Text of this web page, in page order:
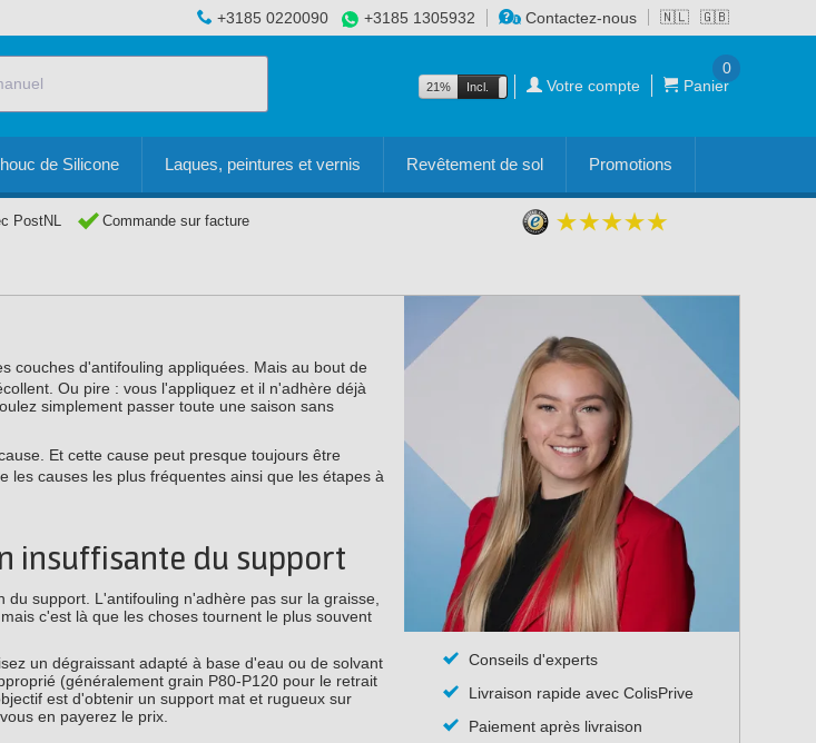
🇳🇱 🇬🇧
+3185 0220090 +3185 1305932 Contactez-nous
21% Incl. Excl. Votre compte Panier
0
de Silicone Laques, peintures et vernis Revêtement de sol Promotions
PostNL Commande sur facture
couches d'antifouling appliquées. Mais au bout de
Ou pire : vous l'appliquez et il n'adhère déjà
simplement passer toute une saison sans
Et cette cause peut presque toujours être
les causes les plus fréquentes ainsi que les étapes à
insuffisante du support
support. L'antifouling n'adhère pas sur la graisse,
c'est là que les choses tournent le plus souvent
un dégraissant adapté à base d'eau ou de solvant
(généralement grain P80-P120 pour le retrait
est d'obtenir un support mat et rugueux sur
en payerez le prix.
Conseils d'experts
Livraison rapide avec ColisPrive
Paiement après livraison